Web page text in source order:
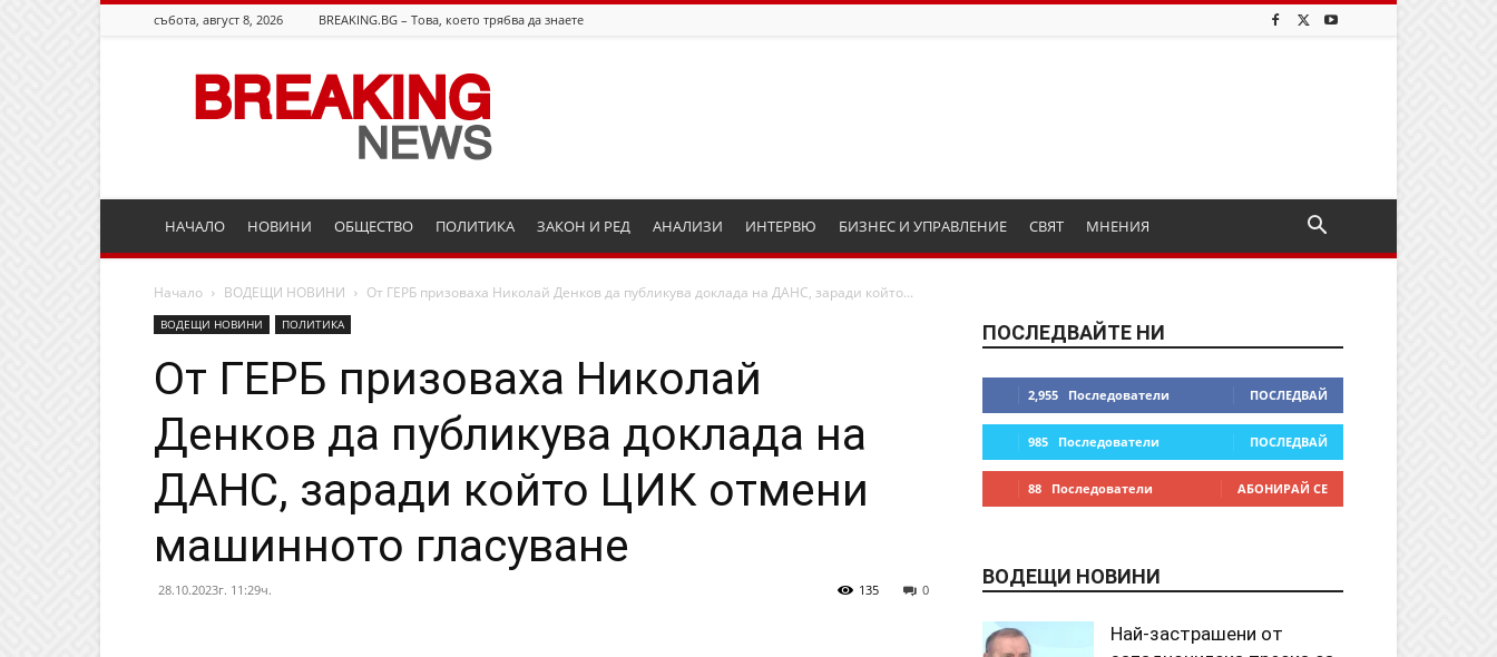
събота, август 8, 2026 BREAKING.BG – Това, което трябва да знаете
Breaking.bg
НАЧАЛО НОВИНИ ОБЩЕСТВО ПОЛИТИКА ЗАКОН И РЕД АНАЛИЗИ ИНТЕРВЮ БИЗНЕС И УПРАВЛЕНИЕ СВЯТ МНЕНИЯ
Начало ВОДЕЩИ НОВИНИ От ГЕРБ призоваха Николай Денков да публикува доклада на ДАНС, заради който...
ВОДЕЩИ НОВИНИ ПОЛИТИКА
От ГЕРБ призоваха Николай
Денков да публикува доклада на
ДАНС, заради който ЦИК отмени
машинното гласуване
28.10.2023г. 11:29ч. 0
135
ПОСЛЕДВАЙТЕ НИ
2,955 Последователи ПОСЛЕДВАЙ
985 Последователи ПОСЛЕДВАЙ
88 Последователи АБОНИРАЙ СЕ
ВОДЕЩИ НОВИНИ
Най-застрашени от